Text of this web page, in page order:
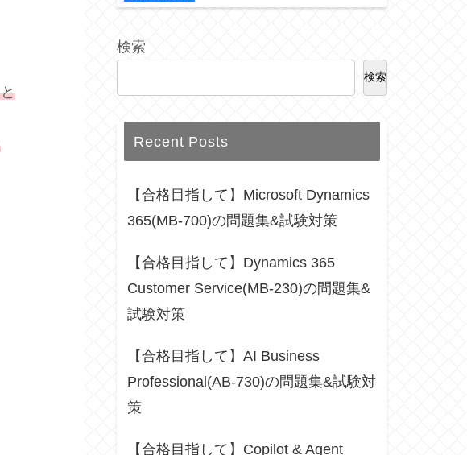
検索
検索
Recent Posts
【合格目指して】Microsoft Dynamics
365(MB-700)の問題集&試験対策
【合格目指して】Dynamics 365
Customer Service(MB-230)の問題集&
試験対策
【合格目指して】AI Business
Professional(AB-730)の問題集&試験対
策
【合格目指して】Copilot & Agent